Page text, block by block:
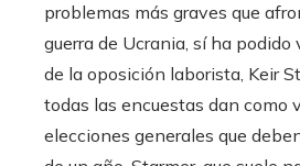
problemas más graves que
guerra de Ucrania, sí ha podido
de la oposición laborista, Keir
todas las encuestas dan como
elecciones generales que